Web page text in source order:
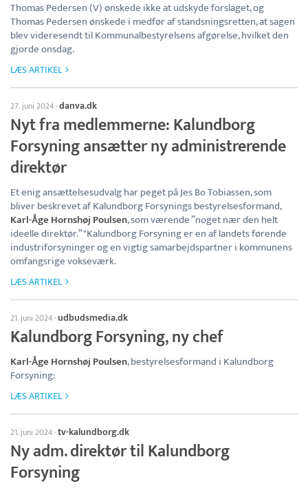
Thomas Pedersen (V) ønskede ikke at udskyde forslaget, og
Thomas Pedersen ønskede i medfør af standsningsretten, at sagen
blev videresendt til Kommunalbestyrelsens afgørelse, hvilket den
gjorde onsdag.
LÆS ARTIKEL
27. juni 2024·danva.dk
Nyt fra medlemmerne: Kalundborg
Forsyning ansætter ny administrerende
direktør
Et enig ansættelsesudvalg har peget på Jes Bo Tobiassen, som
bliver beskrevet af Kalundborg Forsynings bestyrelsesformand,
Karl-Åge Hornshøj Poulsen, som værende ”noget nær den helt
ideelle direktør.” "Kalundborg Forsyning er en af landets førende
industriforsyninger og en vigtig samarbejdspartner i kommunens
omfangsrige vokseværk.
LÆS ARTIKEL
21. juni 2024· udbudsmedia.dk
Kalundborg Forsyning, ny chef
Karl-Åge Hornshøj Poulsen, bestyrelsesformand i Kalundborg
Forsyning:
LÆS ARTIKEL
21. juni 2024·tv-kalundborg.dk
Ny adm. direktør til Kalundborg
Forsyning